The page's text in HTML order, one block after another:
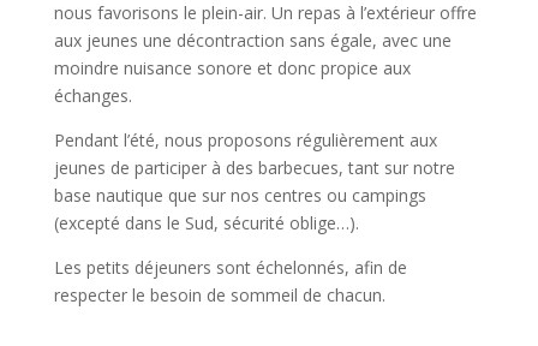
nous favorisons le plein-air. Un repas à l’extérieur offre
aux jeunes une décontraction sans égale, avec une
moindre nuisance sonore et donc propice aux
échanges.
Pendant l’été, nous proposons régulièrement aux
jeunes de participer à des barbecues, tant sur notre
base nautique que sur nos centres ou campings
(excepté dans le Sud, sécurité oblige…).
Les petits déjeuners sont échelonnés, afin de
respecter le besoin de sommeil de chacun.